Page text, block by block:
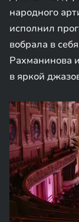
народного
исполнил
вобрала в
Рахманинова
в яркой